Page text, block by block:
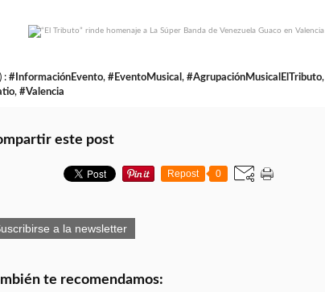
: #InformaciónEvento, #EventoMusical , #AgrupaciónMusicalElTributo,
, #Valencia
este post
Repost 0
a la newsletter
te recomendamos: